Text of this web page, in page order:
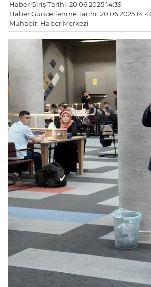
Haber Giriş Tarihi: 20.06.2025 14:39
Haber Güncellenme Tarihi: 20.06.2025
Muhabir: Haber Merkezi